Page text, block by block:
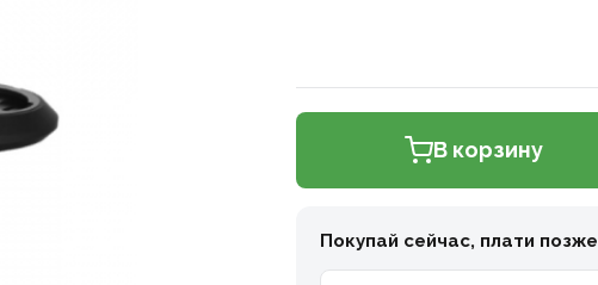
В корзину
Покупай сейчас, плати позже